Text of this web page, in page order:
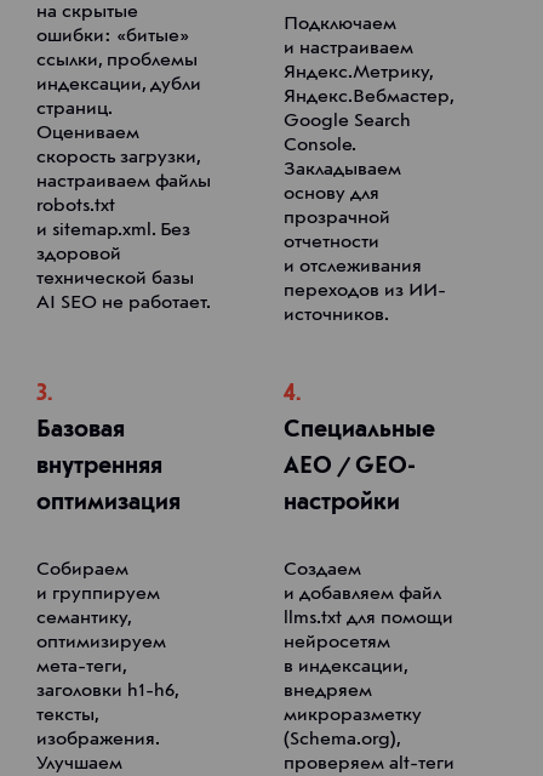
на скрытые
ошибки: «битые»
ссылки, проблемы
индексации, дубли
страниц.
Оцениваем
скорость загрузки,
настраиваем файлы
robots.txt
и sitemap.xml. Без
здоровой
технической базы
AI SEO не работает.
Подключаем
и настраиваем
Яндекс.Метрику,
Яндекс.Вебмастер,
Google Search
Console.
Закладываем
основу для
прозрачной
отчетности
и отслеживания
переходов из ИИ-
источников.
3.
Базовая
внутренняя
оптимизация
Собираем
и группируем
семантику,
оптимизируем
мета-теги,
заголовки h1-h6,
тексты,
изображения.
Улучшаем
4.
Специальные
AEO / GEO-
настройки
Создаем
и добавляем файл
llms.txt для помощи
нейросетям
в индексации,
внедряем
микроразметку
(Schema.org),
проверяем alt-теги